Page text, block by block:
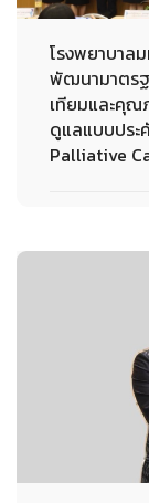
โรงพยาบาล
พัฒนามาตรฐ
เทียมและคุณ
ดูแลแบบประ
Palliative